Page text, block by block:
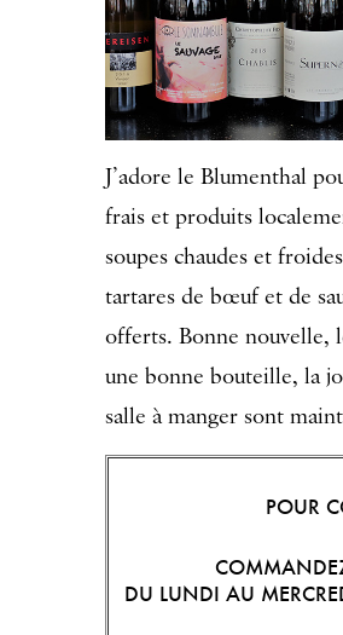
J’adore le Blumenthal
frais et produits
soupes chaudes et
tartares de bœuf et de
offerts. Bonne nouvelle,
une bonne bouteille, la
salle à manger sont
POUR
DU LUNDI AU